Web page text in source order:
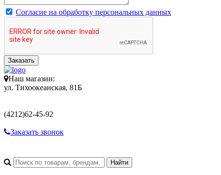
Согласие на обработку персональных данных
Заказать
Наш магазин:
ул. Тихоокеанская, 81Б
(4212)62-45-92
Заказать звонок